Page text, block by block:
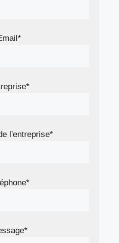
l'entreprise*